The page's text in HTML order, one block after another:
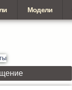
Модели